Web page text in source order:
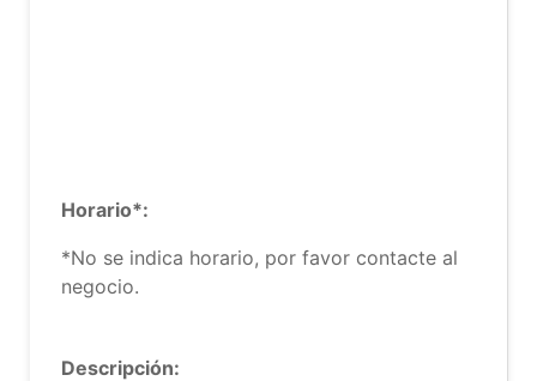
Horario*:
*No se indica horario, por favor contacte al
negocio.
Descripción: